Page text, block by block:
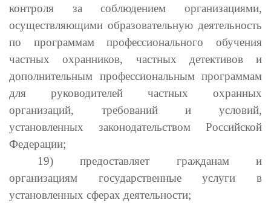
контроля за соблюдением организациями,
осуществляющими образовательную деятельность
по программам профессионального обучения
частных охранников, частных детективов и
дополнительным профессиональным программам
для руководителей частных охранных
организаций, требований и условий,
установленных законодательством Российской
Федерации;
19) предоставляет гражданам и
организациям государственные услуги в
установленных сферах деятельности;